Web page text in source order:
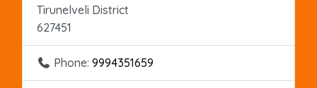
Tirunelveli District
627451
Phone: 9994351659